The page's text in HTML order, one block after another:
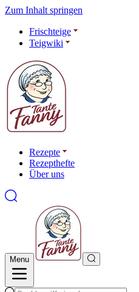
Zum Inhalt springen
Frischteige
Teigwiki
Rezepte
Rezepthefte
Über uns
Menu